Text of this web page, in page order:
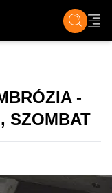
ÉLET TECH &
-
SZOMBAT